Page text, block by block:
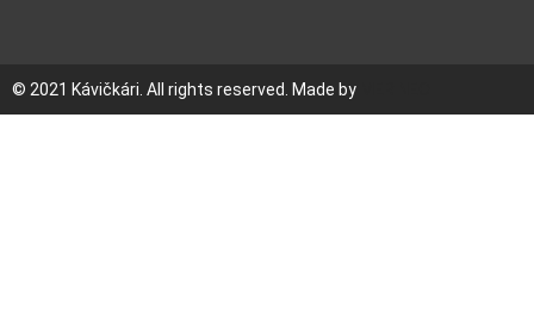
© 2021 Kávičkári. All rights reserved. Made by